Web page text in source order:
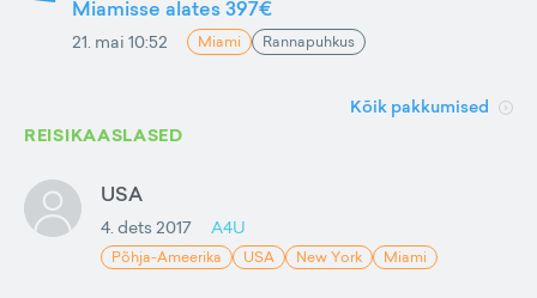
Miamisse alates 397€
21. mai 10:52 Miami Rannapuhkus
Kõik pakkumised
REISIKAASLASED
USA
4. dets 2017 A4U
Põhja-Ameerika USA New York Miami